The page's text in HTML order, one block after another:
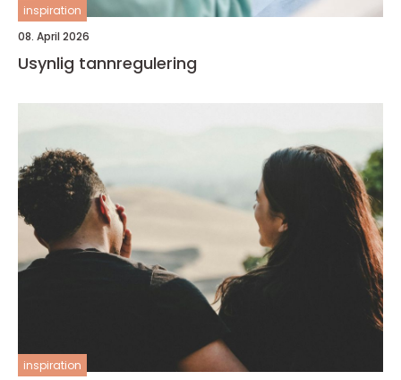
inspiration
08. April 2026
Usynlig tannregulering
inspiration